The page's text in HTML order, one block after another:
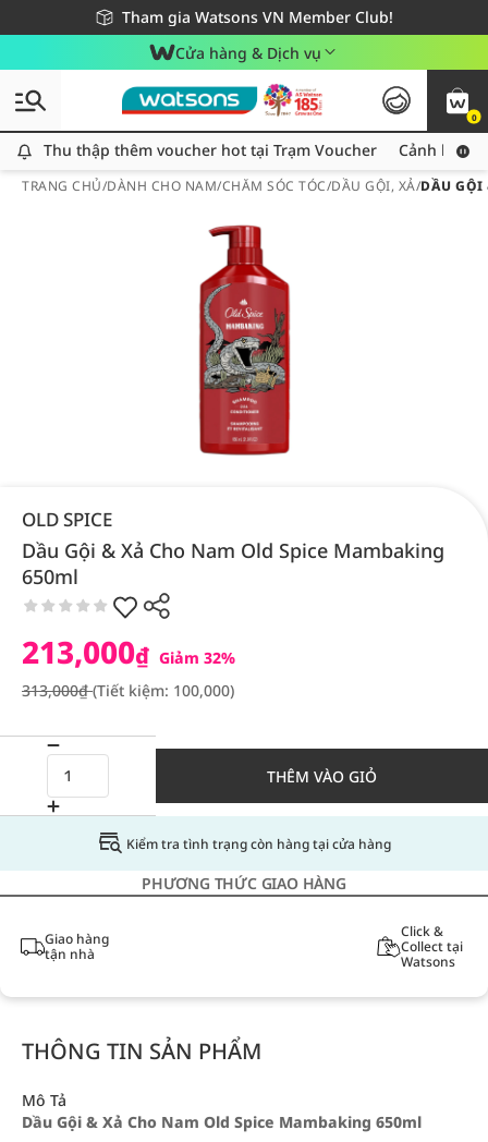
Tham gia Watsons VN Member Club!
Miễn phí giao hàng cho đơn hàng từ 249,000Đ
Giao hàng nhanh 24h - Áp dụng khu vực TP. Hồ Chí Minh
Cửa hàng & Dịch vụ
0
Thu thập thêm voucher hot tại Trạm Voucher
Thu thập thêm voucher hot tại Trạm Voucher Cảnh báo
TRANG CHỦ/DÀNH CHO NAM/CHĂM SÓC TÓC/DẦU GỘI, XẢ/DẦU GỘI
OLD SPICE
Dầu Gội & Xả Cho Nam Old Spice Mambaking
650ml
213,000₫ Giảm 32%
313,000₫(Tiết kiệm: 100,000)
THÊM VÀO GIỎ
Kiểm tra tình trạng còn hàng tại cửa hàng
PHƯƠNG THỨC GIAO HÀNG
Giao hàng
tận nhà
Click &
Collect tại
Watsons
THÔNG TIN SẢN PHẨM
Mô Tả
Dầu Gội & Xả Cho Nam Old Spice Mambaking 650ml